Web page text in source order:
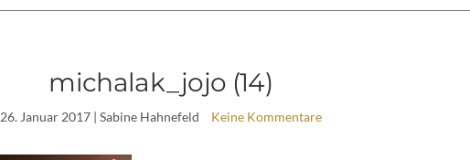
michalak_jojo (14)
26. Januar 2017| Sabine Hahnefeld Keine Kommentare